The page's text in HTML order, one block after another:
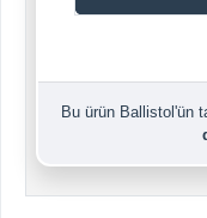
Bu ürün Ballistol'ün